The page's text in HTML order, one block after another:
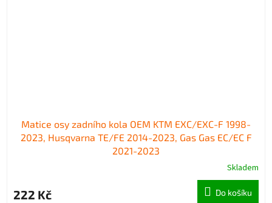
Matice osy zadního kola OEM KTM EXC/EXC-F 1998-
2023, Husqvarna TE/FE 2014-2023, Gas Gas EC/EC F
2021-2023
Skladem
222 Kč Do košíku